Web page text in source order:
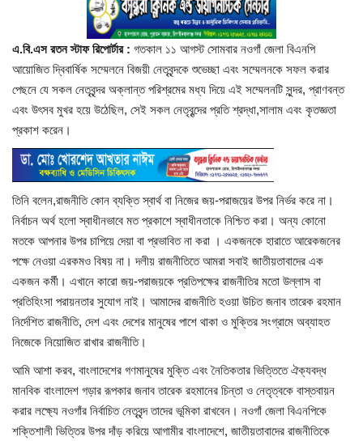
গোমস্তাপুর
ভোলাহাট
নওগাঁ
রংপুর
চট্টগ্রাম
খাগড়াছড়ি
ব্রাহ্মণবাড়িয়া
পটুয়াখালী
জাতীয়
আন্তর্জাতিক
এ.বি.এস রতন স্টাফ রিপোর্টার : গতকাল ১১ আগস্ট সোমবার নওগাঁ জেলা বিএনপি
আয়োজিত দ্বিবার্ষিক সম্মেলনে বিজয়ী নেতৃবৃন্দকে শুভেচ্ছা এবং সম্মেলনকে সফল করার
পেছনে যে সকল নেতৃবৃন্দর অক্লান্ত পরিশ্রমের মধ্য দিয়ে এই সম্মেলনটি সুন্দর, প্রাণবন্ত
এবং উৎসব মুখর হয়ে উঠেছিল, সেই সকল নেতৃবৃন্দের প্রতি শ্রদ্ধা,সালাম এবং কৃতজ্ঞতা
প্রকাশ করেন।
তিনি বলেন,রাজনীতি কোন ব্যক্তি স্বার্থ বা নিজের জয়-পরাজয়ের উপর নির্ভর করে না।
নির্বাচন অর্থ হলো স্বাধীনভাবে মত প্রকাশে স্বাধীনতাকে নিশ্চিত করা। অন্য কোনো
মতকে আপনার উপর চাপিয়ে দেয়া বা প্রভাবিত না করা । একজনকে হারাতে আরেকজনের
পক্ষে নেওয়া এরকমও বিষয় না। দলীয় রাজনীতিতে আমরা সবাই জাতীয়তাবাদের এক
একজন কর্মী। এখানে কারো জয়-পরাজয়কে প্রতিপক্ষের রাজনীতির মতো উল্লাস বা
প্রতিহিংসা পরায়নতার সুযোগ নাই। আমাদের রাজনীতি হওয়া উচিত জনাব তারেক রহমান
নির্দেশিত রাজনীতি, দেশ এবং দেশের মানুষের পাশে থাকা ও মুক্তির সংগ্রামে অব্যাহত
নিজেকে নিয়োজিত রাখার রাজনীতি।
আমি আশা করব, বাংলাদেশের গণমানুষের মুক্তি এবং নৈতিকতার ভিত্তিতে ঐক্যবদ্ধ
মানবিক বাংলাদেশ গড়ার রূপকার জনাব তারেক রহমানের চিন্তা ও নেতৃত্বকে বাস্তবায়ন
করার লক্ষ্যে নওগাঁর নির্বাচিত নেতৃবৃন্দ তাদের ভূমিকা রাখবেন। নওগাঁ জেলা বিএনপিকে
শক্তিশালী ভিত্তির উপর দাঁড় করিয়ে আগামীর বাংলাদেশে, জাতীয়তাবাদের রাজনীতিকে